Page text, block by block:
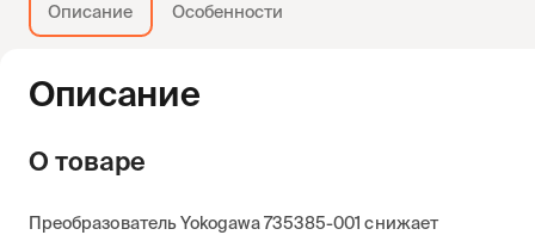
Описание Особенности
Описание
О товаре
Преобразователь Yokogawa 735385-001 снижает